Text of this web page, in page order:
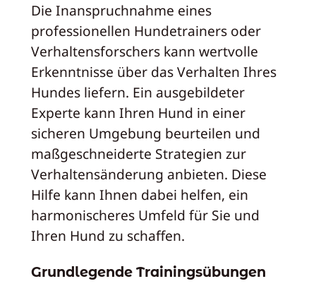
Die Inanspruchnahme eines
professionellen Hundetrainers oder
Verhaltensforschers kann wertvolle
Erkenntnisse über das Verhalten Ihres
Hundes liefern. Ein ausgebildeter
Experte kann Ihren Hund in einer
sicheren Umgebung beurteilen und
maßgeschneiderte Strategien zur
Verhaltensänderung anbieten. Diese
Hilfe kann Ihnen dabei helfen, ein
harmonischeres Umfeld für Sie und
Ihren Hund zu schaffen.
Grundlegende Trainingsübungen